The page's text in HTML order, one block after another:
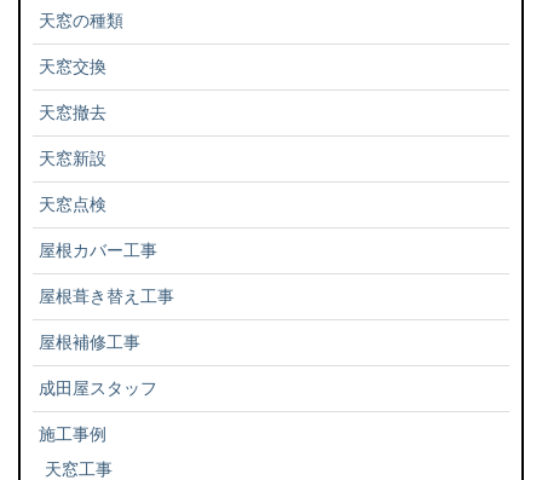
天窓の種類
天窓交換
天窓撤去
天窓新設
天窓点検
屋根カバー工事
屋根葺き替え工事
屋根補修工事
成田屋スタッフ
施工事例
天窓工事